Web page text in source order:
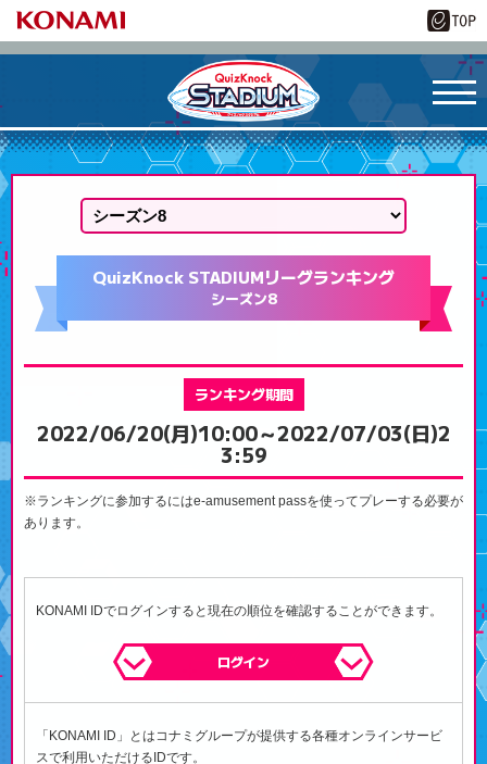
QuizKnock STADIUMリーグランキング
シーズン8
ランキング期間
2022/06/20(月)10:00～2022/07/03(日)2
3:59
※ランキングに参加するにはe-amusement passを使ってプレーする必要が
あります。
KONAMI IDでログインすると現在の順位を確認することができます。
ログイン
「KONAMI ID」とはコナミグループが提供する各種オンラインサービ
スで利用いただけるIDです。